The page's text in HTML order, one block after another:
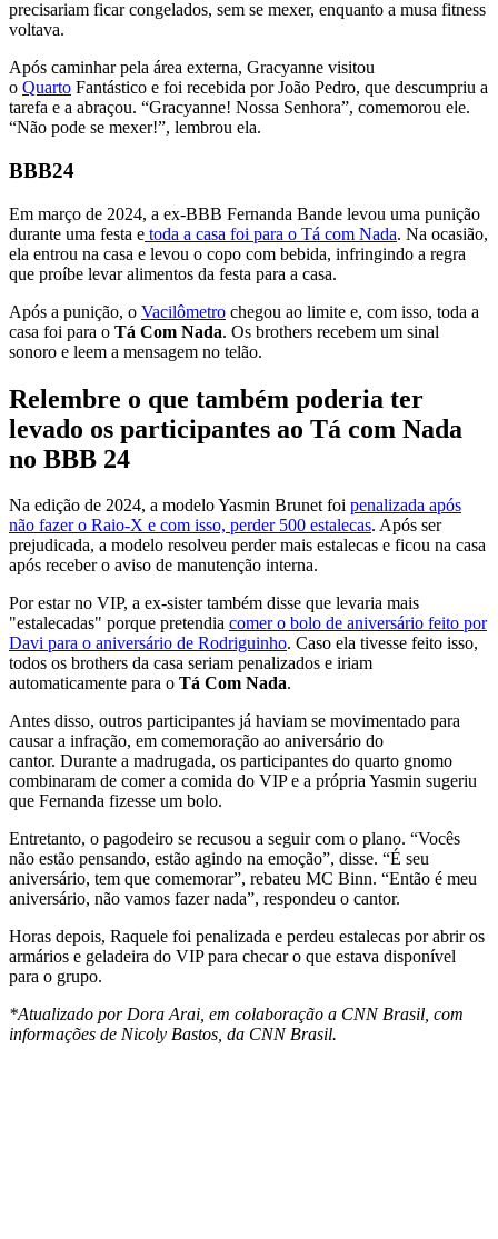
precisariam ficar congelados, sem se mexer, enquanto a musa fitness
voltava.
Após caminhar pela área externa, Gracyanne visitou
o Quarto Fantástico e foi recebida por João Pedro, que descumpriu a
tarefa e a abraçou. “Gracyanne! Nossa Senhora”, comemorou ele.
“Não pode se mexer!”, lembrou ela.
BBB24
Em março de 2024, a ex-BBB Fernanda Bande levou uma punição
durante uma festa e toda a casa foi para o Tá com Nada. Na ocasião,
ela entrou na casa e levou o copo com bebida, infringindo a regra
que proíbe levar alimentos da festa para a casa.
Após a punição, o Vacilômetro chegou ao limite e, com isso, toda a
casa foi para o Tá Com Nada. Os brothers recebem um sinal
sonoro e leem a mensagem no telão.
Relembre o que também poderia ter
levado os participantes ao Tá com Nada
no BBB 24
Na edição de 2024, a modelo Yasmin Brunet foi penalizada após
não fazer o Raio-X e com isso, perder 500 estalecas. Após ser
prejudicada, a modelo resolveu perder mais estalecas e ficou na casa
após receber o aviso de manutenção interna.
Por estar no VIP, a ex-sister também disse que levaria mais
"estalecadas" porque pretendia comer o bolo de aniversário feito por
Davi para o aniversário de Rodriguinho. Caso ela tivesse feito isso,
todos os brothers da casa seriam penalizados e iriam
automaticamente para o Tá Com Nada.
Antes disso, outros participantes já haviam se movimentado para
causar a infração, em comemoração ao aniversário do
cantor. Durante a madrugada, os participantes do quarto gnomo
combinaram de comer a comida do VIP e a própria Yasmin sugeriu
que Fernanda fizesse um bolo.
Entretanto, o pagodeiro se recusou a seguir com o plano. “Vocês
não estão pensando, estão agindo na emoção”, disse. “É seu
aniversário, tem que comemorar”, rebateu MC Binn. “Então é meu
aniversário, não vamos fazer nada”, respondeu o cantor.
Horas depois, Raquele foi penalizada e perdeu estalecas por abrir os
armários e geladeira do VIP para checar o que estava disponível
para o grupo.
*Atualizado por Dora Arai, em colaboração a CNN Brasil, com
informações de Nicoly Bastos, da CNN Brasil.